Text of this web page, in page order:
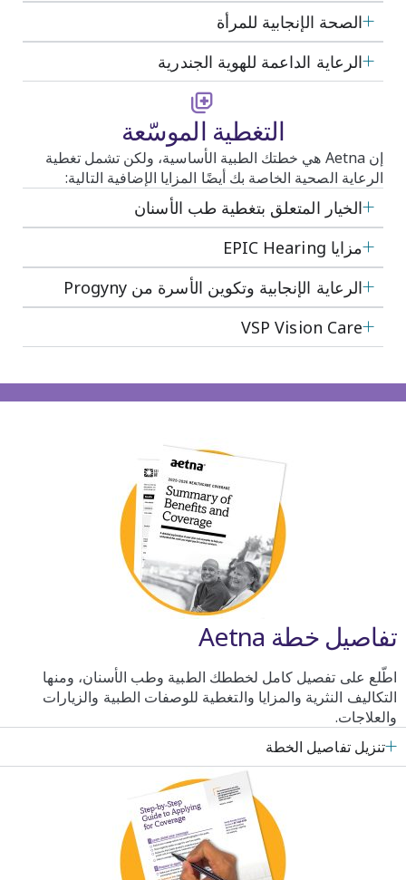
الصحة الإنجابية للمرأة
الرعاية الداعمة للهوية الجندرية
التغطية الموسّعة
إن Aetna هي خطتك الطبية الأساسية، ولكن تشمل تغطية
الرعاية الصحية الخاصة بك أيضًا المزايا الإضافية التالية:
الخيار المتعلق بتغطية طب الأسنان
مزايا EPIC Hearing
الرعاية الإنجابية وتكوين الأسرة من Progyny
VSP Vision Care
تفاصيل خطة Aetna
اطّلع على تفصيل كامل لخططك الطبية وطب الأسنان، ومنها
التكاليف النثرية والمزايا والتغطية للوصفات الطبية والزيارات
والعلاجات.
تنزيل تفاصيل الخطة